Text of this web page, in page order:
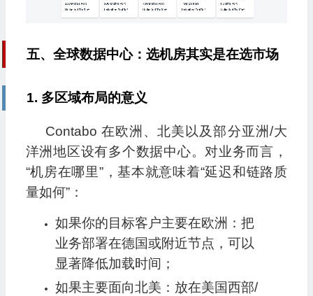
五、全球数据中心：选机房其实是在选市场
1. 多区域布局的意义
Contabo 在欧洲、北美以及部分亚洲/大
洋洲地区设有多个数据中心。对业务而言，
“机房在哪里”，基本就意味着“延迟和链路质
量如何”：
如果你的目标客户主要在欧洲：把
业务部署在德国或附近节点，可以
显著降低加载时间；
如果主要面向北美：放在美国西部/